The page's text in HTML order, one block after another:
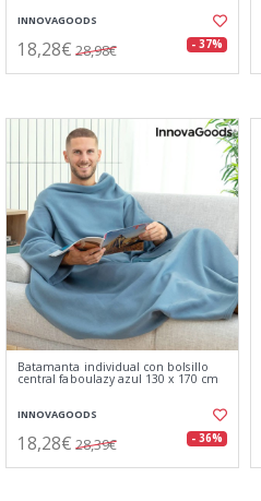
INNOVAGOODS
18,28€ 28,98€ - 37%
Batamanta individual con bolsillo
central faboulazy azul 130 x 170 cm
INNOVAGOODS
18,28€ 28,39€ - 36%